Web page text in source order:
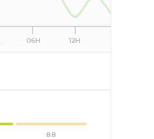
06H 12H
88